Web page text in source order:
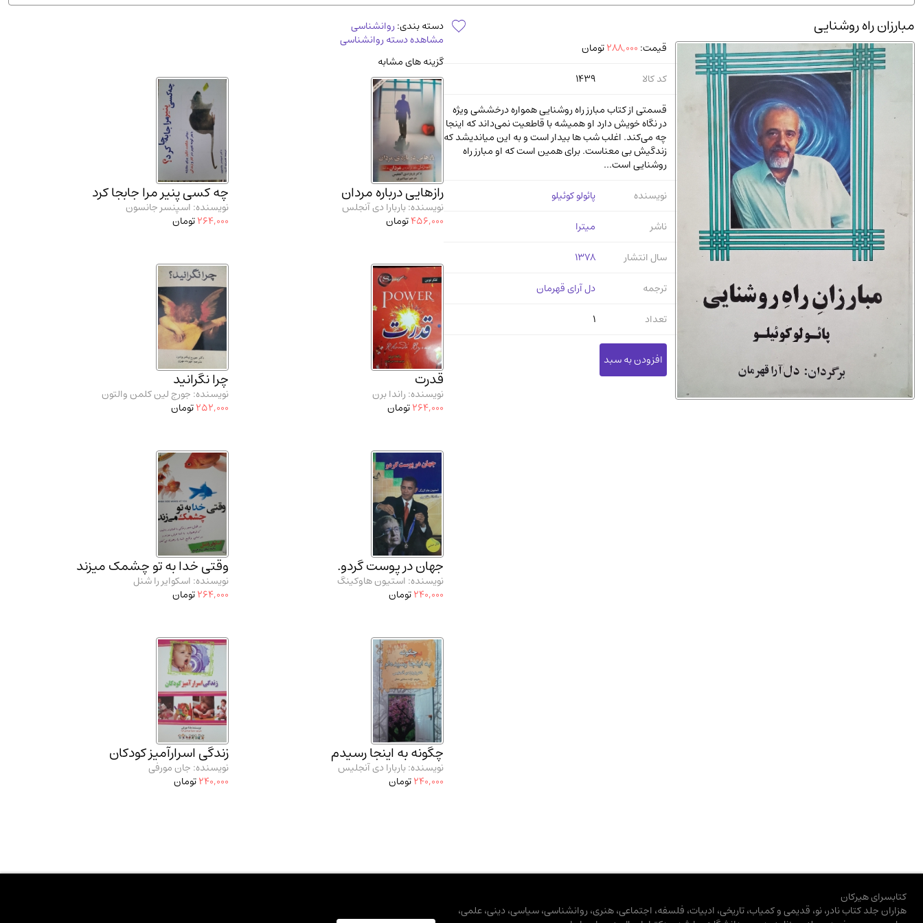
دانشگاه پیامـ نور
مبارزان راه روشنایی
قیمت: 288,000تومان
کد کالا
1439
قسمتی از کتاب مبارز راه روشنایی همواره درخششی ویژه
در نگاه خویش دارد او همیشه با قاطعیت نمی‌داند که اینجا
چه می‌کند. اغلب شب ها بیدار است و به این میاندیشد که
زندگیش بی معناست. برای همین است ‌که او مبارز راه
روشنایی است...
نویسنده
پائولو کوئیلو
ناشر
میترا
سال انتشار
1378
ترجمه
دل آرای قهرمان
تعداد
1
دسته بندی:روانشناسی
مشاهده دسته روانشناسی
گزینه های مشابه
رازهایی درباره مردان
نویسنده: باربارا دی آنجلس
456,000تومان
چه کسی پنیر مرا جابجا کرد
نویسنده: اسپنسر جانسون
264,000تومان
قدرت
نویسنده: راندا برن
264,000تومان
چرا نگرانید
نویسنده: جورج لین کلمن والتون
252,000تومان
جهان در پوست گردو.
نویسنده: استیون هاوکینگ
240,000تومان
وقتی خدا به تو چشمک میزند
نویسنده: اسکوایر را شنل
264,000تومان
چگونه به اینجا رسیدم
نویسنده: باربارا دی آنجلیس
240,000تومان
زندگی اسرارآمیز کودکان
نویسنده: جان مورفی
240,000تومان
کتابسرای هیرکان
هزاران جلد کتاب نادر، نو، قدیمی و کمیاب، تاریخی، ادبیات، فلسفه، اجتماعی، هنری، روانشناسی، سیاسی، دینی، علمی،